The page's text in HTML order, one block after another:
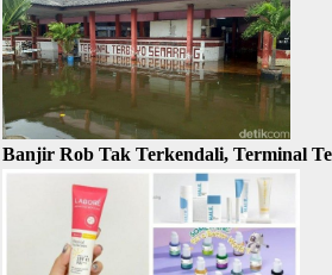
Banjir Rob Tak Terkendali, Terminal